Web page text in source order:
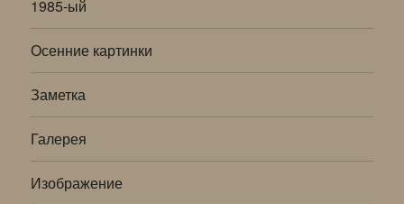
1985-ый
Осенние картинки
Заметка
Галерея
Изображение